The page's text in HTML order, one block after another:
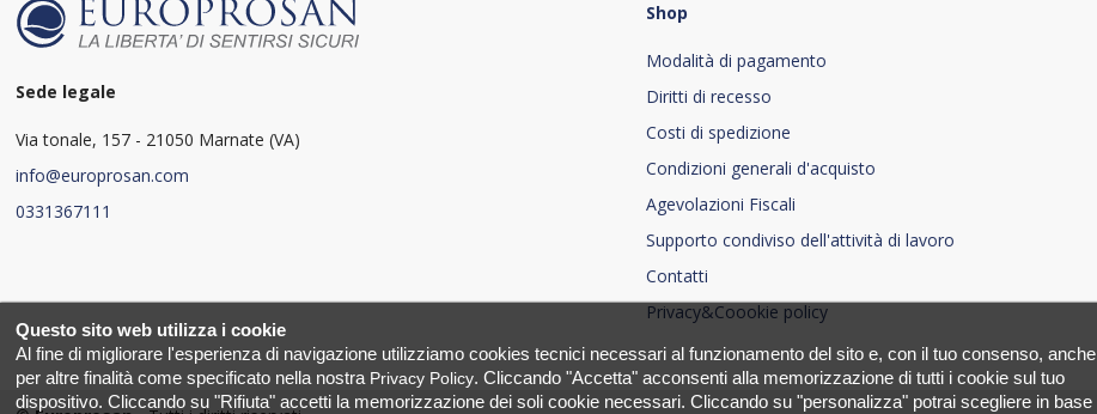
Questo sito web utilizza i cookie
Al fine di migliorare l'esperienza di navigazione utilizziamo cookies tecnici necessari al funzionamento del sito e, con il tuo consenso, anche
per altre finalità come specificato nella nostra Privacy Policy. Cliccando "Accetta" acconsenti alla memorizzazione di tutti i cookie sul tuo
dispositivo. Cliccando su "Rifiuta" accetti la memorizzazione dei soli cookie necessari. Cliccando su "personalizza" potrai scegliere in base
Sede legale
Via tonale, 157 - 21050 Marnate (VA)
info@europrosan.com
0331367111
Shop
Modalità di pagamento
Diritti di recesso
Costi di spedizione
Condizioni generali d'acquisto
Agevolazioni Fiscali
Supporto condiviso dell'attività di lavoro
Contatti
Privacy&Coookie policy